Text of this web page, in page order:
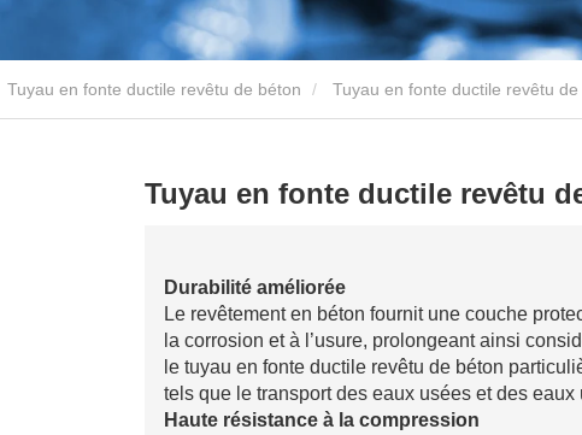
Tuyau en fonte ductile revêtu de béton Tuyau en fonte ductile revêtu
Tuyau en fonte ductile revêtu
Durabilité améliorée
Le revêtement en béton fournit une couche
la corrosion et à l’usure, prolongeant ainsi
le tuyau en fonte ductile revêtu de béton
tels que le transport des eaux usées et des eaux
Haute résistance à la compression